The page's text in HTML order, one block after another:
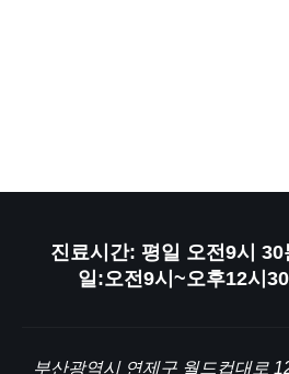
진료시간: 평일 오전9시
일:오전9시~오후12시
부산광역시 연제구 월드컵대로